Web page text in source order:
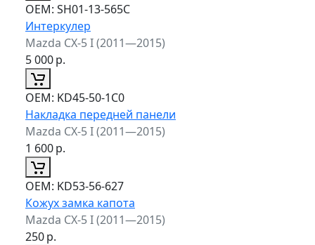
ОЕМ: SH01-13-565C
Интеркулер
Mazda CX-5 I (2011—2015)
5 000р.
ОЕМ: KD45-50-1C0
Накладка передней панели
Mazda CX-5 I (2011—2015)
1 600р.
ОЕМ: KD53-56-627
Кожух замка капота
Mazda CX-5 I (2011—2015)
250р.